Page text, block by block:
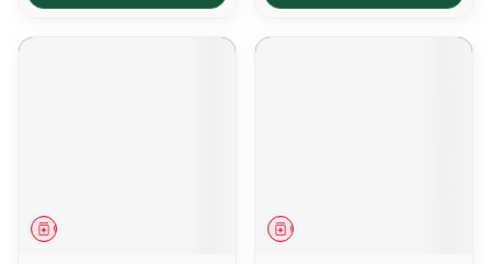
Geneesmiddel Geneesmiddel